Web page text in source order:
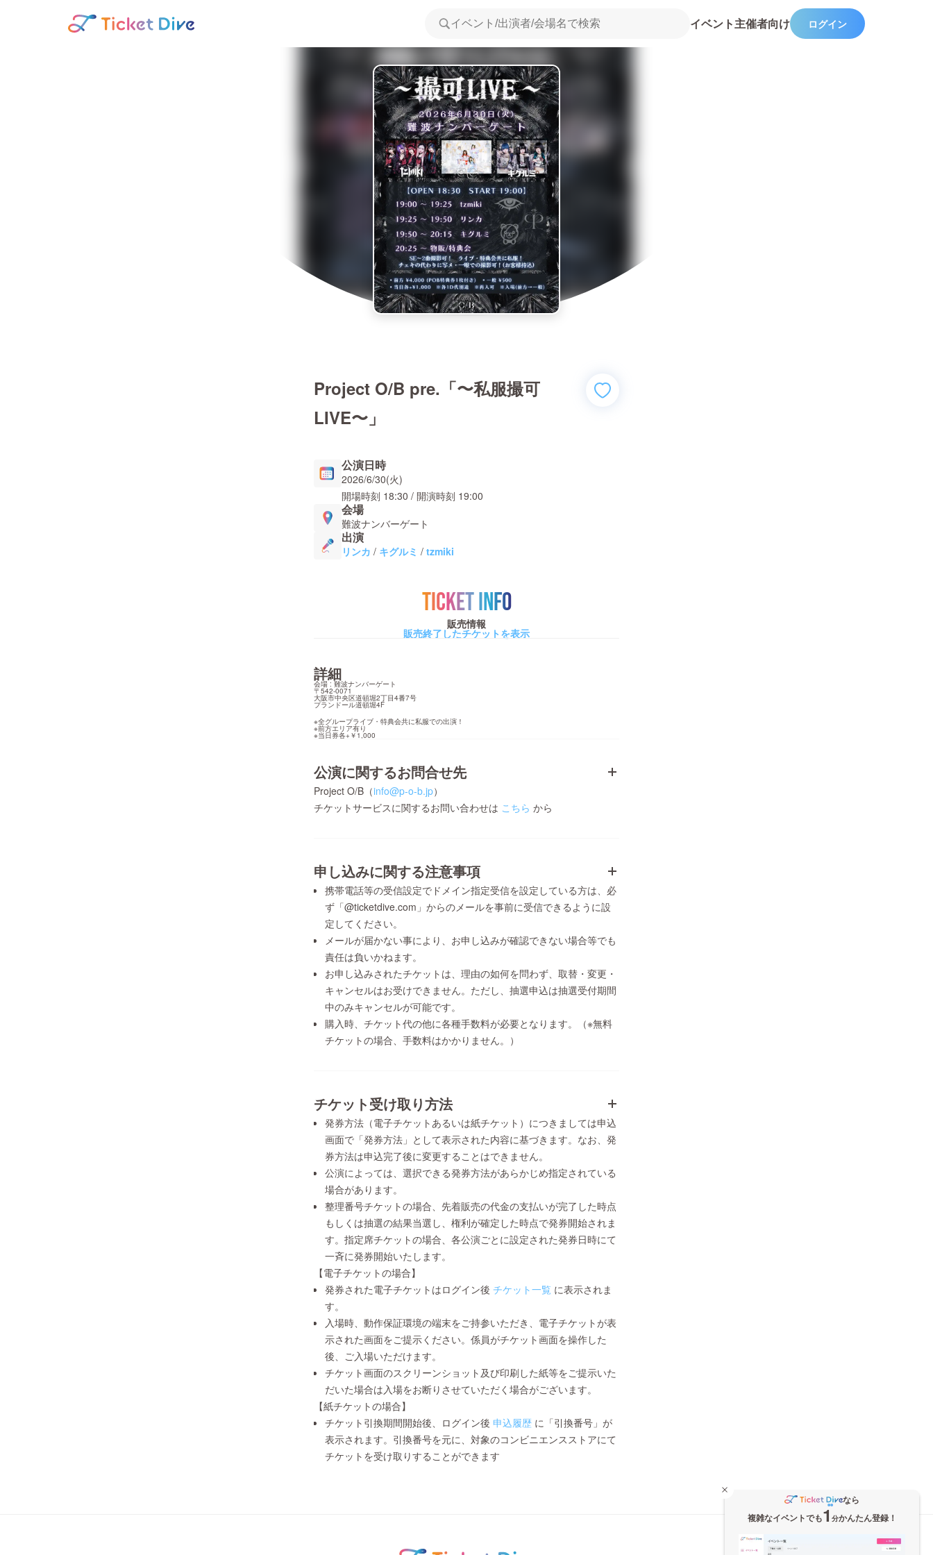
イベント主催者向け ログイン
Project O/B pre.「〜私服撮可
LIVE〜」
公演日時
2026/6/30(火)
開場時刻 18:30 / 開演時刻 19:00
会場
難波ナンバーゲート
出演
リンカ / キグルミ / tzmiki
TICKET INFO
販売情報
販売終了したチケットを表示
詳細
会場 : 難波ナンバーゲート
〒542-0071
大阪市中央区道頓堀2丁目4番7号
プランドール道頓堀4F
※全グループライブ・特典会共に私服での出演！
※前方エリア有り
※当日券各+￥1,000
公演に関するお問合せ先
Project O/B（info@p-o-b.jp）
チケットサービスに関するお問い合わせは こちら から
申し込みに関する注意事項
携帯電話等の受信設定でドメイン指定受信を設定している方は、必
ず「@ticketdive.com」からのメールを事前に受信できるように設
定してください。
メールが届かない事により、お申し込みが確認できない場合等でも
責任は負いかねます。
お申し込みされたチケットは、理由の如何を問わず、取替・変更・
キャンセルはお受けできません。ただし、抽選申込は抽選受付期間
中のみキャンセルが可能です。
購入時、チケット代の他に各種手数料が必要となります。（※無料
チケットの場合、手数料はかかりません。）
チケット受け取り方法
発券方法（電子チケットあるいは紙チケット）につきましては申込
画面で「発券方法」として表示された内容に基づきます。なお、発
券方法は申込完了後に変更することはできません。
公演によっては、選択できる発券方法があらかじめ指定されている
場合があります。
整理番号チケットの場合、先着販売の代金の支払いが完了した時点
もしくは抽選の結果当選し、権利が確定した時点で発券開始されま
す。指定席チケットの場合、各公演ごとに設定された発券日時にて
一斉に発券開始いたします。
【電子チケットの場合】
発券された電子チケットはログイン後 チケット一覧 に表示されま
す。
入場時、動作保証環境の端末をご持参いただき、電子チケットが表
示された画面をご提示ください。係員がチケット画面を操作した
後、ご入場いただけます。
チケット画面のスクリーンショット及び印刷した紙等をご提示いた
だいた場合は入場をお断りさせていただく場合がございます。
【紙チケットの場合】
チケット引換期間開始後、ログイン後 申込履歴 に「引換番号」が
表示されます。引換番号を元に、対象のコンビニエンスストアにて
チケットを受け取りすることができます
なら
複雑なイベントでも1 分かんたん登録！